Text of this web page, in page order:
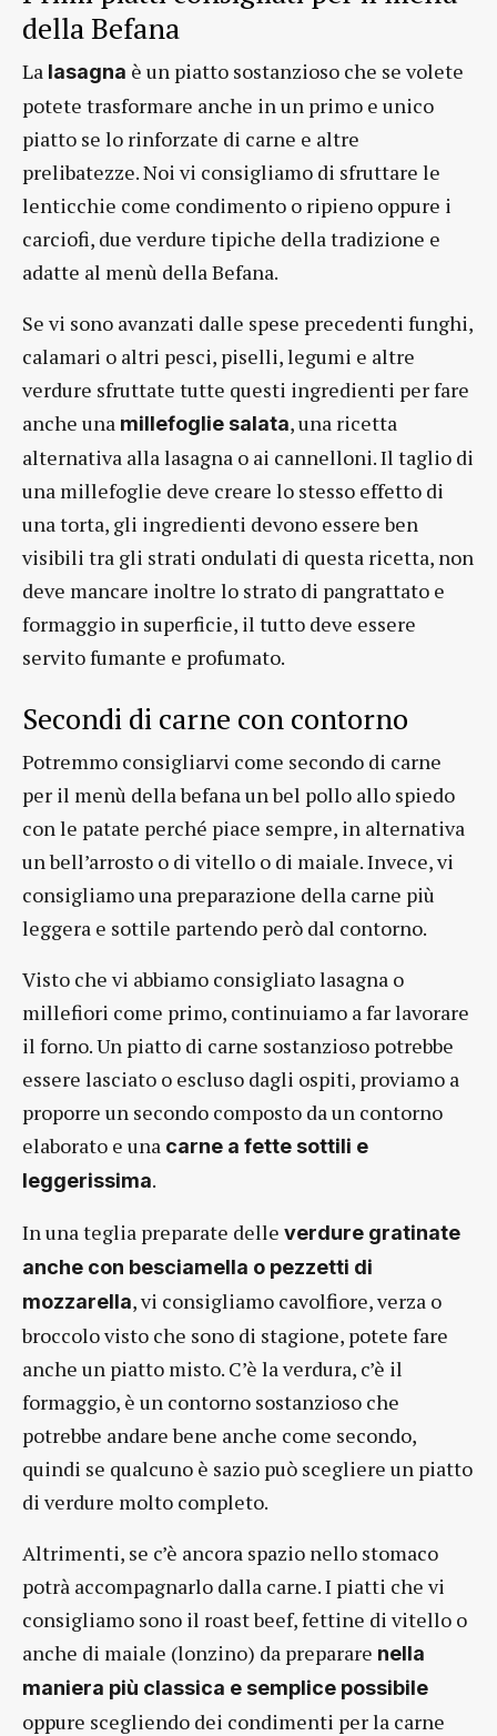
della Befana
La lasagna è un piatto sostanzioso che se volete
potete trasformare anche in un primo e unico
piatto se lo rinforzate di carne e altre
prelibatezze. Noi vi consigliamo di sfruttare le
lenticchie come condimento o ripieno oppure i
carciofi, due verdure tipiche della tradizione e
adatte al menù della Befana.
Se vi sono avanzati dalle spese precedenti funghi,
calamari o altri pesci, piselli, legumi e altre
verdure sfruttate tutte questi ingredienti per fare
anche una millefoglie salata, una ricetta
alternativa alla lasagna o ai cannelloni. Il taglio di
una millefoglie deve creare lo stesso effetto di
una torta, gli ingredienti devono essere ben
visibili tra gli strati ondulati di questa ricetta, non
deve mancare inoltre lo strato di pangrattato e
formaggio in superficie, il tutto deve essere
servito fumante e profumato.
Secondi di carne con contorno
Potremmo consigliarvi come secondo di carne
per il menù della befana un bel pollo allo spiedo
con le patate perché piace sempre, in alternativa
un bell’arrosto o di vitello o di maiale. Invece, vi
consigliamo una preparazione della carne più
leggera e sottile partendo però dal contorno.
Visto che vi abbiamo consigliato lasagna o
millefiori come primo, continuiamo a far lavorare
il forno. Un piatto di carne sostanzioso potrebbe
essere lasciato o escluso dagli ospiti, proviamo a
proporre un secondo composto da un contorno
elaborato e una carne a fette sottili e
leggerissima.
In una teglia preparate delle verdure gratinate
anche con besciamella o pezzetti di
mozzarella, vi consigliamo cavolfiore, verza o
broccolo visto che sono di stagione, potete fare
anche un piatto misto. C’è la verdura, c’è il
formaggio, è un contorno sostanzioso che
potrebbe andare bene anche come secondo,
quindi se qualcuno è sazio può scegliere un piatto
di verdure molto completo.
Altrimenti, se c’è ancora spazio nello stomaco
potrà accompagnarlo dalla carne. I piatti che vi
consigliamo sono il roast beef, fettine di vitello o
anche di maiale (lonzino) da preparare nella
maniera più classica e semplice possibile
oppure scegliendo dei condimenti per la carne